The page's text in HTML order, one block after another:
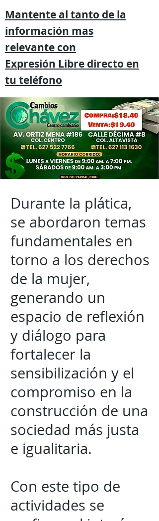
Mantente al tanto de la
información mas
relevante con
Expresión Libre directo en
tu teléfono
Durante la plática,
se abordaron temas
fundamentales en
torno a los derechos
de la mujer,
generando un
espacio de reflexión
y diálogo para
fortalecer la
sensibilización y el
compromiso en la
construcción de una
sociedad más justa
e igualitaria.
Con este tipo de
actividades se